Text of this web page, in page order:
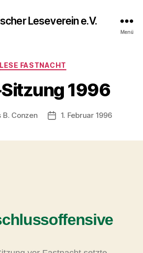
Leseverein e.V.
Menü
LESE FASTNACHT
1996
B. Conzen 1. Februar 1996